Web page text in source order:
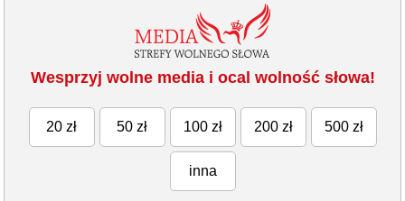
Wesprzyj wolne media i ocal wolność słowa!
20 zł 50 zł 100 zł 200 zł 500 zł
inna